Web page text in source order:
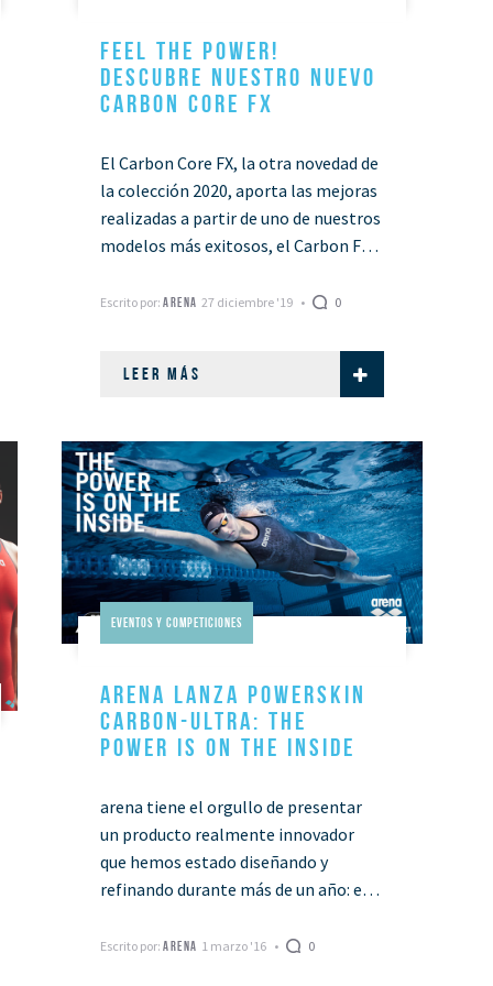
FEEL THE POWER!
DESCUBRE NUESTRO NUEVO
CARBON CORE FX
El Carbon Core FX, la otra novedad de
la colección 2020, aporta las mejoras
realizadas a partir de uno de nuestros
modelos más exitosos, el Carbon Flex
Escrito por:ARENA27 diciembre '19 0
LEER MÁS
Eventos Y Competiciones
ARENA LANZA POWERSKIN
CARBON-ULTRA: THE
POWER IS ON THE INSIDE
arena tiene el orgullo de presentar
un producto realmente innovador
que hemos estado diseñando y
refinando durante más de un año: el
incorporación a la línea …
Escrito por:ARENA 1 marzo '16 0